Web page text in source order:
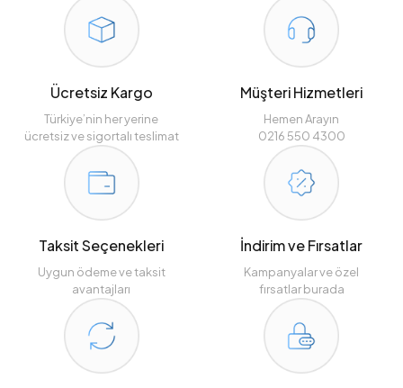
Ücretsiz Kargo
Türkiye’nin her yerine
ücretsiz ve sigortalı teslimat
Müşteri Hizmetleri
Hemen Arayın
0216 550 4300
Taksit Seçenekleri
Uygun ödeme ve taksit
avantajları
İndirim ve Fırsatlar
Kampanyalar ve özel
fırsatlar burada